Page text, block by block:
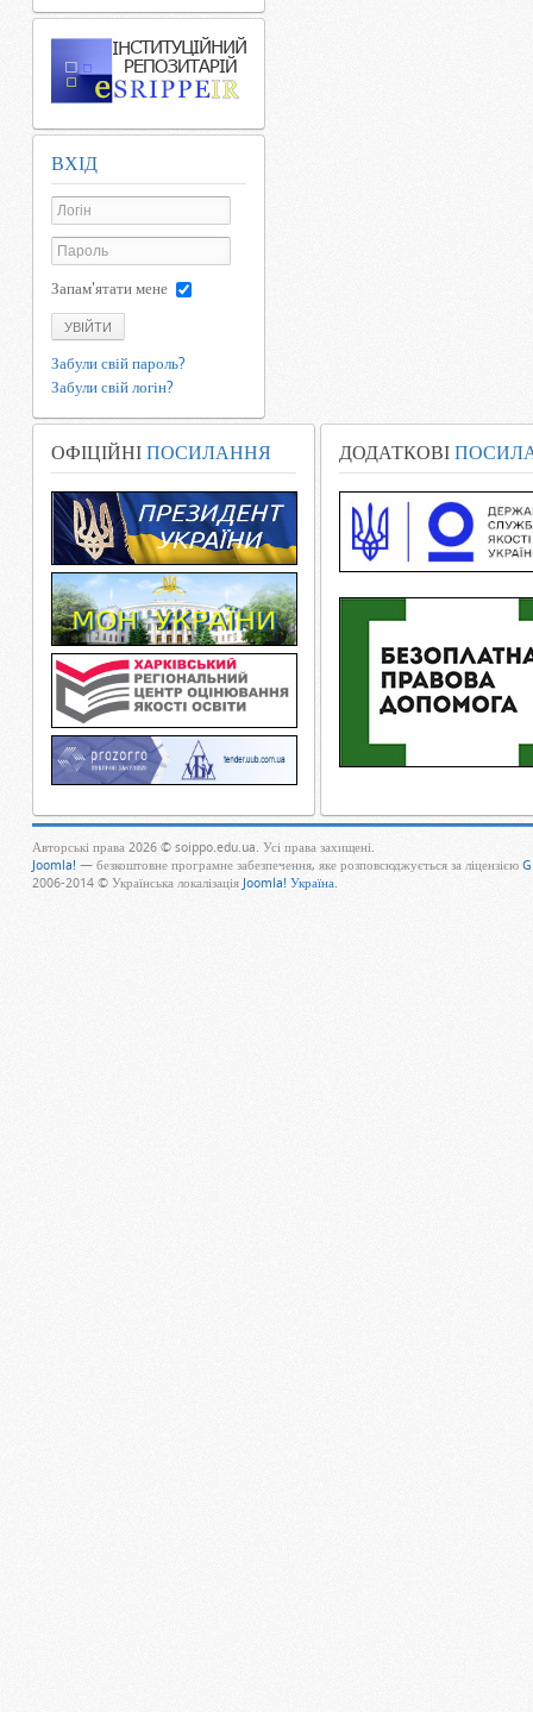
ВХІД
Запам'ятати мене
УВІЙТИ
Забули свій пароль?
Забули свій логін?
ОФІЦІЙНІ ПОСИЛАННЯ ДОДАТКОВІ
Авторські права 2026 © soippo.edu.ua. Усі права захищені.
Joomla! — безкоштовне програмне забезпечення, яке розповсюджується за ліцензією
2006-2014 © Українська локалізація Joomla! Україна.